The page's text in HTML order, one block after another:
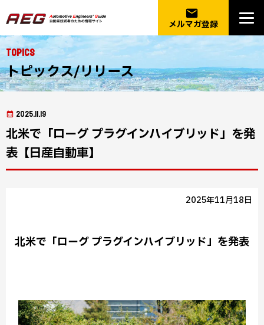
email
メルマガ登録
Topics
トピックス/リリース
2025.11.19
北米で「ローグ プラグインハイブリッド」を発
表【日産自動車】
2025年11月18日
北米で「ローグ プラグインハイブリッド」を発表